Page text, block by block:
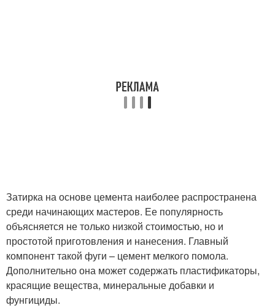
Затирка на основе цемента наиболее распространена
среди начинающих мастеров. Ее популярность
объясняется не только низкой стоимостью, но и
простотой приготовления и нанесения. Главный
компонент такой фуги – цемент мелкого помола.
Дополнительно она может содержать пластификаторы,
красящие вещества, минеральные добавки и
фунгициды.